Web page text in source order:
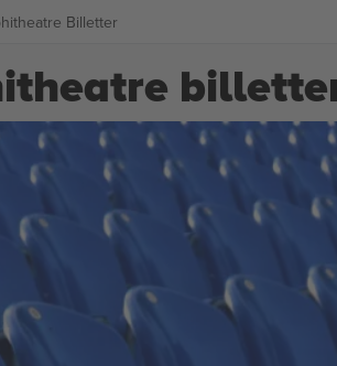
Billetter